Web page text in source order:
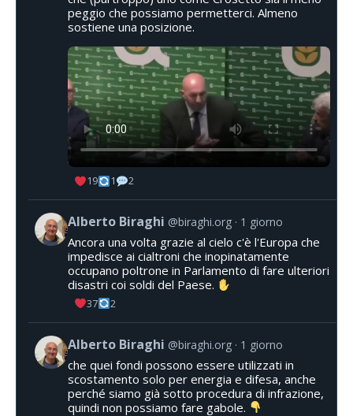
peggio che possiamo permetterci. Almeno
sostiene una posizione.
19 1 2
Alberto Biraghi @biraghi.org 1 giorno
Ancora una volta grazie al cielo c'è l'Europa che
impedisce ai cialtroni che inopinatamente
occupano poltrone in Parlamento di fare ulteriori
disastri coi soldi del Paese.
37 2
Alberto Biraghi @biraghi.org 1 giorno
che quei fondi possono essere utilizzati in
scostamento solo per energia e difesa, anche
perché siamo già sotto procedura di infrazione,
quindi non possiamo fare gabole.